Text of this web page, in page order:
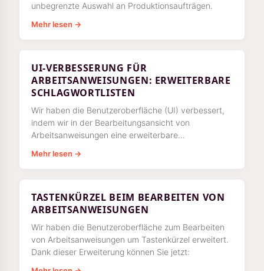
unbegrenzte Auswahl an Produktionsaufträgen.
Mehr lesen →
UI-VERBESSERUNG FÜR
ARBEITSANWEISUNGEN: ERWEITERBARE
SCHLAGWORTLISTEN
Wir haben die Benutzeroberfläche (UI) verbessert,
indem wir in der Bearbeitungsansicht von
Arbeitsanweisungen eine erweiterbare
Mehr lesen →
TASTENKÜRZEL BEIM BEARBEITEN VON
ARBEITSANWEISUNGEN
Wir haben die Benutzeroberfläche zum Bearbeiten
von Arbeitsanweisungen um Tastenkürzel erweitert.
Dank dieser Erweiterung können Sie jetzt: